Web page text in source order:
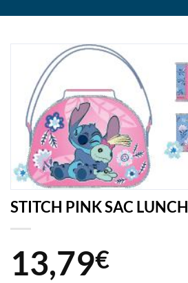
STITCH PINK SAC LUNCH
13,79€